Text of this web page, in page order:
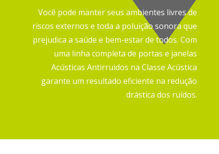
Você pode manter seus ambientes livres de
riscos externos e toda a poluição sonora que
prejudica a saúde e bem-estar de todos.Com
uma linha completa de portas e janelas
Acústicas Antirruidos na Classe Acústica
garante um resultado eficiente na redução
drástica dos ruídos.